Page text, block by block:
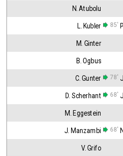
N. Atubolu
L. Kubler 85'
M. Ginter
B. Ogbus
C. Gunter 78'
D. Scherhant 68'
M. Eggestein
J. Manzambi 68'
V. Grifo